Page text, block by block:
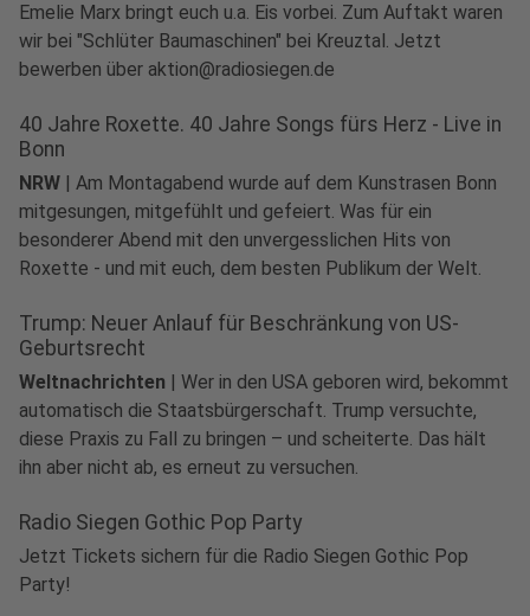
Emelie Marx bringt euch u.a. Eis vorbei. Zum Auftakt waren
wir bei "Schlüter Baumaschinen" bei Kreuztal. Jetzt
bewerben über aktion@radiosiegen.de
40 Jahre Roxette. 40 Jahre Songs fürs Herz - Live in
Bonn
NRW | Am Montagabend wurde auf dem Kunstrasen Bonn
mitgesungen, mitgefühlt und gefeiert. Was für ein
besonderer Abend mit den unvergesslichen Hits von
Roxette - und mit euch, dem besten Publikum der Welt.
Trump: Neuer Anlauf für Beschränkung von US-
Geburtsrecht
Weltnachrichten | Wer in den USA geboren wird, bekommt
automatisch die Staatsbürgerschaft. Trump versuchte,
diese Praxis zu Fall zu bringen – und scheiterte. Das hält
ihn aber nicht ab, es erneut zu versuchen.
Radio Siegen Gothic Pop Party
Jetzt Tickets sichern für die Radio Siegen Gothic Pop
Party!